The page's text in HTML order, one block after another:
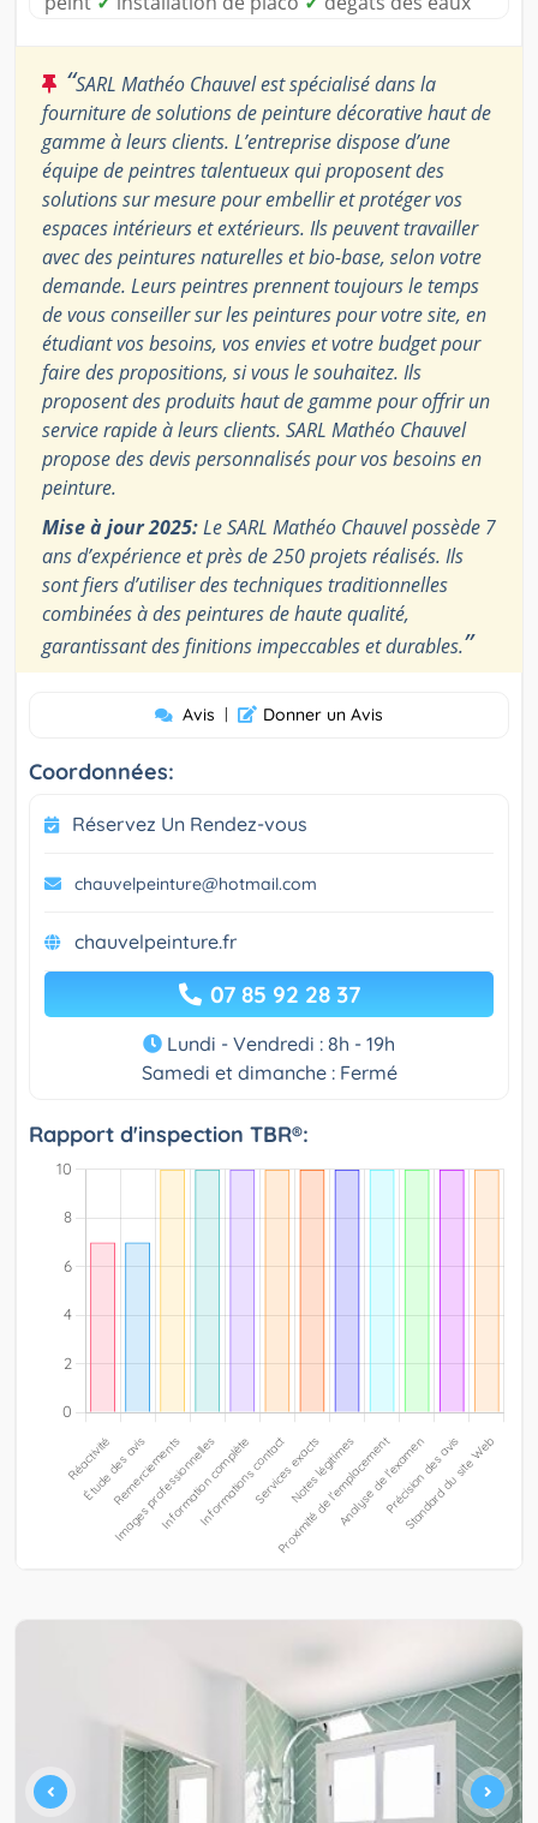
“SARL Mathéo Chauvel est spécialisé dans la
fourniture de solutions de peinture décorative haut de
gamme à leurs clients. L’entreprise dispose d’une
équipe de peintres talentueux qui proposent des
solutions sur mesure pour embellir et protéger vos
espaces intérieurs et extérieurs. Ils peuvent travailler
avec des peintures naturelles et bio-base, selon votre
demande. Leurs peintres prennent toujours le temps
de vous conseiller sur les peintures pour votre site, en
étudiant vos besoins, vos envies et votre budget pour
faire des propositions, si vous le souhaitez. Ils
proposent des produits haut de gamme pour offrir un
service rapide à leurs clients. SARL Mathéo Chauvel
propose des devis personnalisés pour vos besoins en
peinture.
Mise à jour 2025:Le SARL Mathéo Chauvel possède 7
ans d’expérience et près de 250 projets réalisés. Ils
sont fiers d’utiliser des techniques traditionnelles
combinées à des peintures de haute qualité,
garantissant des finitions impeccables et durables.”
Avis | Donner un Avis
Coordonnées:
Réservez Un Rendez-vous
chauvelpeinture@hotmail.com
chauvelpeinture.fr
07 85 92 28 37
Lundi - Vendredi : 8h - 19h
Samedi et dimanche : Fermé
Rapport d'inspection TBR®: